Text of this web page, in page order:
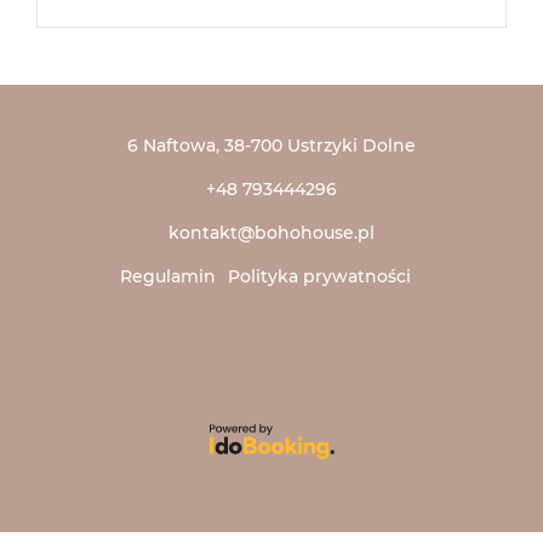
6 Naftowa, 38-700 Ustrzyki Dolne
+48 793444296
kontakt@bohohouse.pl
Regulamin
Polityka prywatności